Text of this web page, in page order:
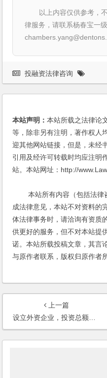
以上内容仅供参考，
律服务，请联系杨春宝一级
投融资法律咨询
本站声明：本站所载之法律论
等，除非另有注明，著作权人
迎其他网站链接，但是，未经
引用及经许可转载时均应注明
站。本站网址：http://
本站所有内容（包括法律
成法律意见，本站不对资料的
体法律事务时，请洽询有资质
供更好的服务，但不对本站提
诺。本站所载投稿文章，其言
与原作者联系，版权归原作者
上一篇
设立外资企业，投资总额与注册资本的比例如何确定？投资总额的款如何投入？